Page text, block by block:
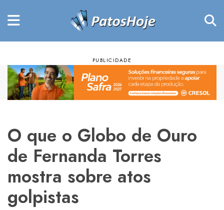
O que o Globo de Ouro
de Fernanda Torres
mostra sobre atos
golpistas